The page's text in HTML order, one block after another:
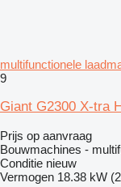
multifunctionele
9
Giant G2300 X-tra
Prijs op aanvraag
Bouwmachines -
Conditie nieuw
Vermogen 18.38 kW